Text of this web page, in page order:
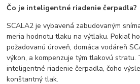
Čo je inteligentné riadenie čerpadla?
SCALA2 je vybavená zabudovaným
meria hodnotu tlaku na výtlaku. Pokiaľ
požadovanú úroveň, domáca vodáreň
výkon, a kompenzuje tým tlakovú stratu.
inteligentné riadenie čerpadla, čoho
konštantný tlak.